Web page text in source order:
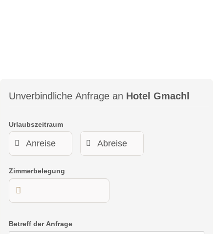
Unverbindliche Anfrage an Hotel Gmachl
Urlaubszeitraum
Zimmerbelegung
Betreff der Anfrage